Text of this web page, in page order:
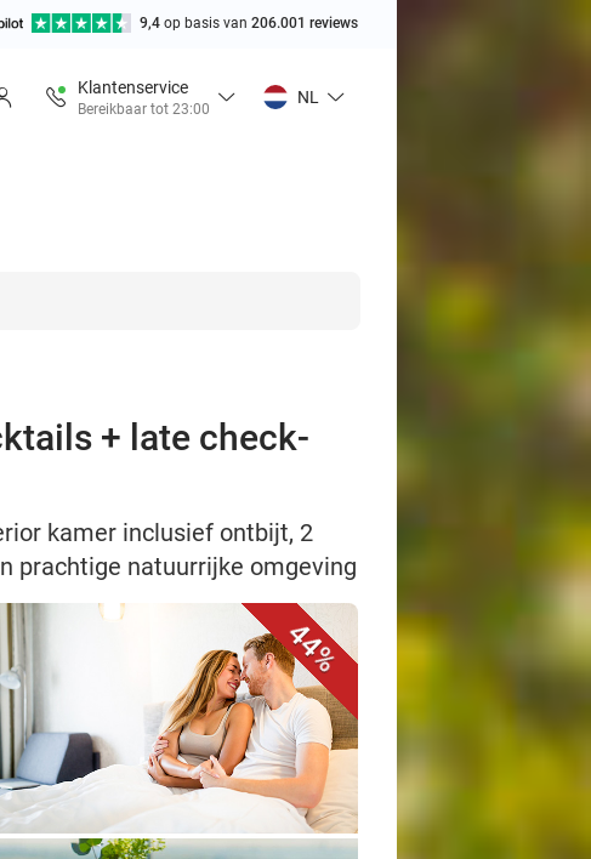
9,4 op basis van 206.001 reviews
Klantenservice
Bereikbaar tot 23:00
NL
+ late check-
kamer inclusief ontbijt, 2
prachtige natuurrijke omgeving
44%